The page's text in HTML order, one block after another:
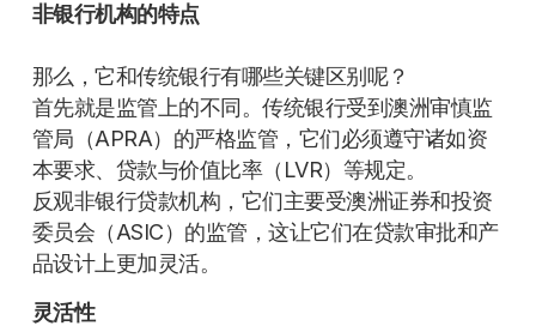
非银行机构的特点
那么，它和传统银行有哪些关键区别呢？
首先就是监管上的不同。传统银行受到澳洲审慎监
管局（APRA）的严格监管，它们必须遵守诸如资
本要求、贷款与价值比率（LVR）等规定。
反观非银行贷款机构，它们主要受澳洲证券和投资
委员会（ASIC）的监管，这让它们在贷款审批和产
品设计上更加灵活。
灵活性